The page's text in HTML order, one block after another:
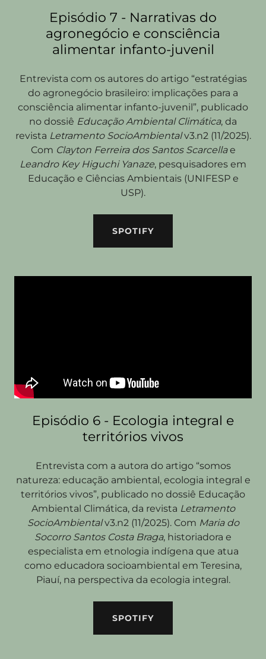
Episódio 7 - Narrativas do
agronegócio e consciência
alimentar infanto-juvenil
Entrevista com os autores do artigo “estratégias
do agronegócio brasileiro: implicações para a
consciência alimentar infanto-juvenil”, publicado
no dossiê Educação Ambiental Climática, da
revista Letramento SocioAmbientalv3.n2 (11/2025).
Com Clayton Ferreira dos Santos Scarcellae
Leandro Key Higuchi Yanaze, pesquisadores em
Educação e Ciências Ambientais (UNIFESP e
USP).
SPOTIFY
Episódio 6 - Ecologia integral e
territórios vivos
Entrevista com a autora do artigo “somos
natureza: educação ambiental, ecologia integral e
territórios vivos”, publicado no dossiê Educação
Ambiental Climática, da revista Letramento
SocioAmbientalv3.n2 (11/2025). Com Maria do
Socorro Santos Costa Braga, historiadora e
especialista em etnologia indígena que atua
como educadora socioambiental em Teresina,
Piauí, na perspectiva da ecologia integral.
SPOTIFY